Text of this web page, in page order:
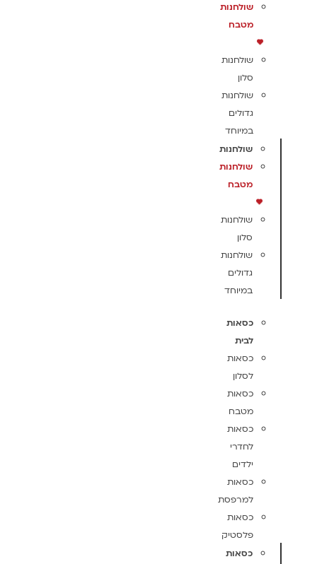
שולחנות
מטבח
שולחנות
סלון
שולחנות
גדולים
במיוחד
שולחנות
שולחנות
מטבח
שולחנות
סלון
שולחנות
גדולים
במיוחד
כסאות
לבית
כסאות
לסלון
כסאות
מטבח
כסאות
לחדרי
ילדים
כסאות
למרפסת
כסאות
פלסטיק
כסאות